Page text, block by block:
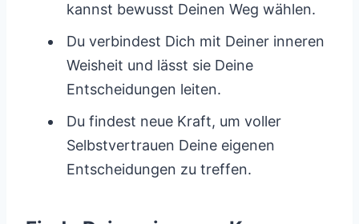
kannst bewusst Deinen Weg wählen.
Du verbindest Dich mit Deiner inneren
Weisheit und lässt sie Deine
Entscheidungen leiten.
Du findest neue Kraft, um voller
Selbstvertrauen Deine eigenen
Entscheidungen zu treffen.